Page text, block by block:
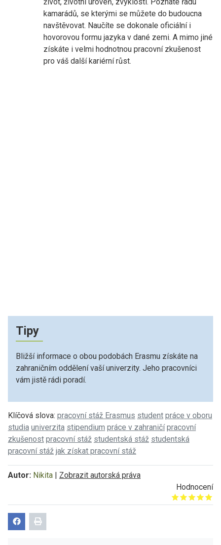
kamarádů, se kterými se můžete do budoucna
navštěvovat. Naučíte se dokonale oficiální i
hovorovou formu jazyka v dané zemi. A mimo jiné
získáte i velmi hodnotnou pracovní zkušenost
pro váš další kariérní růst.
Tipy
Bližší informace o obou podobách Erasmu získáte na
zahraničním oddělení vaší univerzity. Jeho pracovníci
vám jistě rádi poradí.
Klíčová slova: pracovní stáž Erasmus student práce v oboru
studia univerzita stipendium práce v zahraničí pracovní
zkušenost pracovní stáž studentská stáž studentská
pracovní stáž jak získat pracovní stáž
Autor: Nikita | Zobrazit autorská práva
Hodnocení
Give it 1/5
Give it 2/5
Give it 3/5
Give it 4/5
Give it 5/5